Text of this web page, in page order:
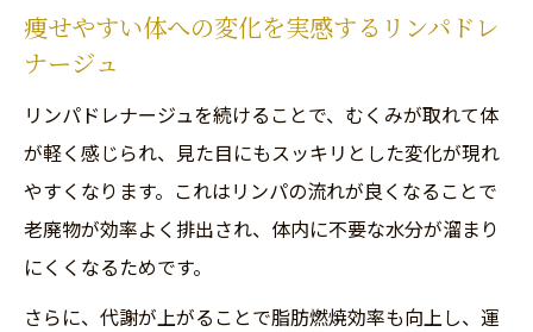
痩せやすい体への変化を実感するリンパドレ
ナージュ
リンパドレナージュを続けることで、むくみが取れて体
が軽く感じられ、見た目にもスッキリとした変化が現れ
やすくなります。これはリンパの流れが良くなることで
老廃物が効率よく排出され、体内に不要な水分が溜まり
にくくなるためです。
さらに、代謝が上がることで脂肪燃焼効率も向上し、運